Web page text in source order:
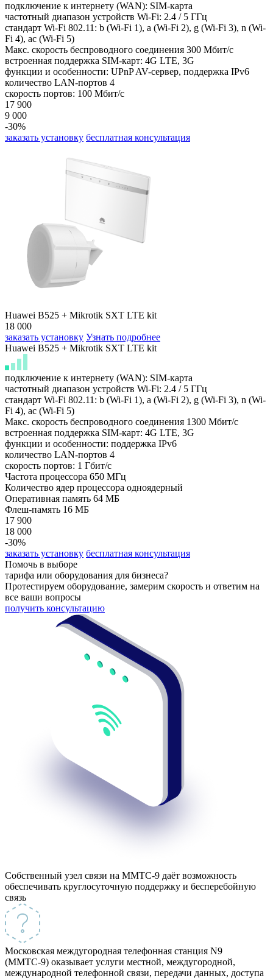
подключение к интернету (WAN): SIM-карта
частотный диапазон устройств Wi-Fi: 2.4 / 5 ГГц
стандарт Wi-Fi 802.11: b (Wi-Fi 1), a (Wi-Fi 2), g (Wi-Fi 3), n (Wi-
Fi 4), ac (Wi-Fi 5)
Макс. скорость беспроводного соединения 300 Мбит/с
встроенная поддержка SIM-карт: 4G LTE, 3G
функции и особенности: UPnP AV-сервер, поддержка IPv6
количество LAN-портов 4
скорость портов: 100 Мбит/с
17 900
9 000
-30%
заказать установку бесплатная консультация
Huawei B525 + Mikrotik SXT LTE kit
18 000
заказать установку Узнать подробнее
Huawei B525 + Mikrotik SXT LTE kit
подключение к интернету (WAN): SIM-карта
частотный диапазон устройств Wi-Fi: 2.4 / 5 ГГц
стандарт Wi-Fi 802.11: b (Wi-Fi 1), a (Wi-Fi 2), g (Wi-Fi 3), n (Wi-
Fi 4), ac (Wi-Fi 5)
Макс. скорость беспроводного соединения 1300 Мбит/с
встроенная поддержка SIM-карт: 4G LTE, 3G
функции и особенности: поддержка IPv6
количество LAN-портов 4
скорость портов: 1 Гбит/с
Частота процессора 650 МГц
Количество ядер процессора одноядерный
Оперативная память 64 МБ
Флеш-память 16 МБ
17 900
18 000
-30%
заказать установку бесплатная консультация
Помочь в выборе
тарифа или оборудования для бизнеса?
Протестируем оборудование, замерим скорость и ответим на
все ваши вопросы
получить консультацию
Собственный узел связи на ММТС-9 даёт возможность
обеспечивать круглосуточную поддержку и бесперебойную
связь
Московская междугородная телефонная станция N9
(ММТС-9) оказывает услуги местной, междугородной,
международной телефонной связи, передачи данных, доступа